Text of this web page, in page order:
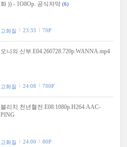
화 )) - 1O8Op. 공식자막 (6)
고화질 23:33 70P
오니의 신부.E04.260728.720p.WANNA.mp4
고화질 24:08 700P
블리치 천년혈전.E08.1080p.H264.AAC-
PING
고화질 24:00 80P